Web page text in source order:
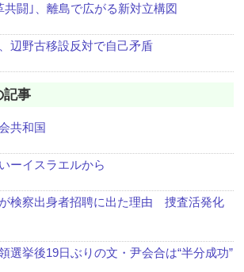
共闘｣、離島で広がる新対立構図
辺野古移設反対で自己矛盾
記事
共和国
ーイスラエルから
が検察出身者招聘に出た理由 捜査活発化
選挙後19日ぶりの文・尹会合は“半分成功”